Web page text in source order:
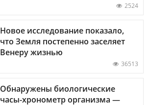
2524
Новое исследование показало,
что Земля постепенно заселяет
Венеру жизнью
36513
Обнаружены биологические
часы-хронометр организма —